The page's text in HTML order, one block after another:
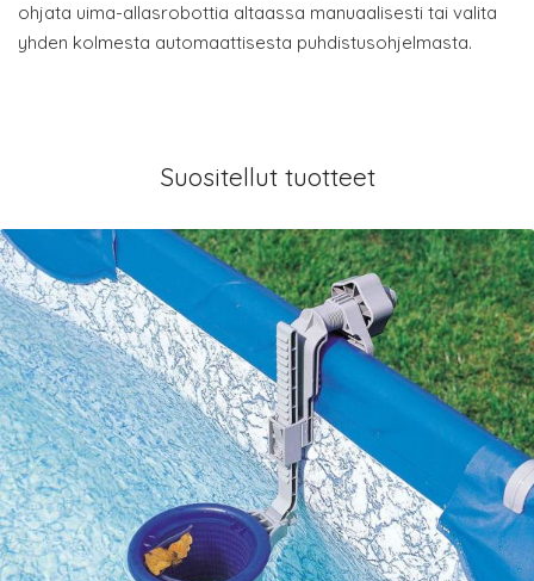
ohjata uima-allasrobottia altaassa manuaalisesti tai valita
yhden kolmesta automaattisesta puhdistusohjelmasta.
Suositellut tuotteet